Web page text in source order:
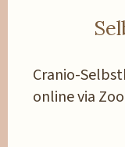
Cranio-
online via